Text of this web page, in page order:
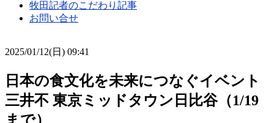
牧田記者のこだわり記事
お問い合せ
2025/01/12(日) 09:41
日本の食文化を未来につなぐイベント
三井不 東京ミッドタウン日比谷（1/19